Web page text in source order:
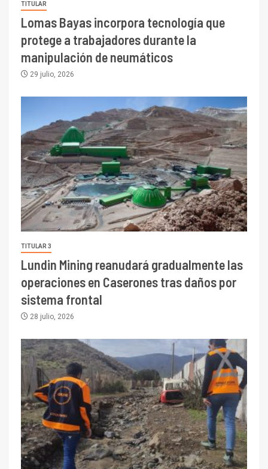
TITULAR
Lomas Bayas incorpora tecnología que
protege a trabajadores durante la
manipulación de neumáticos
29 julio, 2026
TITULAR 3
Lundin Mining reanudará gradualmente las
operaciones en Caserones tras daños por
sistema frontal
28 julio, 2026